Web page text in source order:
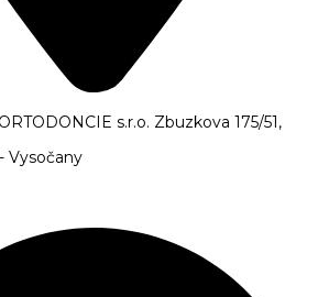
s.r.o. Zbuzkova 175/51,
Vysočany